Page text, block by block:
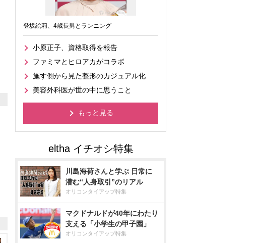
登坂絵莉、4歳長男とランニング
小原正子、資格取得を報告
ファミマとヒロアカがコラボ
施す側から見た整形のカジュアル化
美容外科医が世の中に思うこと
もっと見る
川島海荷さんと学ぶ 日常に
潜む“人身取引”のリアル
オリコンタイアップ特集
マクドナルドが40年にわたり
支える「小学生の甲子園」
オリコンタイアップ特集